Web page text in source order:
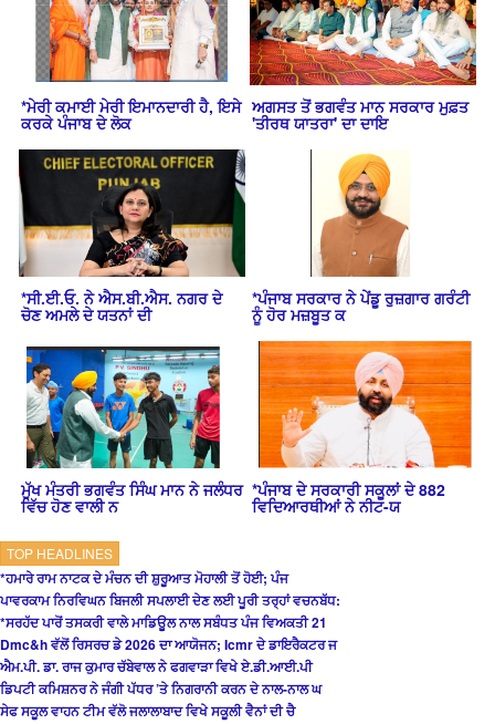
*ਮੇਰੀ ਕਮਾਈ ਮੇਰੀ ਇਮਾਨਦਾਰੀ ਹੈ, ਇਸੇ
ਕਰਕੇ ਪੰਜਾਬ ਦੇ ਲੋਕ
ਅਗਸਤ ਤੋਂ ਭਗਵੰਤ ਮਾਨ ਸਰਕਾਰ ਮੁਫ਼ਤ
'ਤੀਰਥ ਯਾਤਰਾ' ਦਾ ਦਾਇ
*ਸੀ.ਈ.ਓ. ਨੇ ਐਸ.ਬੀ.ਐਸ. ਨਗਰ ਦੇ
ਚੋਣ ਅਮਲੇ ਦੇ ਯਤਨਾਂ ਦੀ
*ਪੰਜਾਬ ਸਰਕਾਰ ਨੇ ਪੇਂਡੂ ਰੁਜ਼ਗਾਰ ਗਰੰਟੀ
ਨੂੰ ਹੋਰ ਮਜ਼ਬੂਤ ਕ
ਮੁੱਖ ਮੰਤਰੀ ਭਗਵੰਤ ਸਿੰਘ ਮਾਨ ਨੇ ਜਲੰਧਰ
ਵਿੱਚ ਹੋਣ ਵਾਲੀ ਨ
*ਪੰਜਾਬ ਦੇ ਸਰਕਾਰੀ ਸਕੂਲਾਂ ਦੇ 882
ਵਿਦਿਆਰਥੀਆਂ ਨੇ ਨੀਟ-ਯ
TOP HEADLINES
*ਹਮਾਰੇ ਰਾਮ ਨਾਟਕ ਦੇ ਮੰਚਨ ਦੀ ਸ਼ੁਰੂਆਤ ਮੋਹਾਲੀ ਤੋਂ ਹੋਈ; ਪੰਜ
ਪਾਵਰਕਾਮ ਨਿਰਵਿਘਨ ਬਿਜਲੀ ਸਪਲਾਈ ਦੇਣ ਲਈ ਪੂਰੀ ਤਰ੍ਹਾਂ ਵਚਨਬੱਧ:
*ਸਰਹੱਦ ਪਾਰੋਂ ਤਸਕਰੀ ਵਾਲੇ ਮਾਡਿਊਲ ਨਾਲ ਸਬੰਧਤ ਪੰਜ ਵਿਅਕਤੀ 21
Dmc&h ਵੱਲੋਂ ਰਿਸਰਚ ਡੇ 2026 ਦਾ ਆਯੋਜਨ; Icmr ਦੇ ਡਾਇਰੈਕਟਰ ਜ
ਐਮ.ਪੀ. ਡਾ. ਰਾਜ ਕੁਮਾਰ ਚੱਬੇਵਾਲ ਨੇ ਫਗਵਾੜਾ ਵਿਖੇ ਏ.ਡੀ.ਆਈ.ਪੀ
ਡਿਪਟੀ ਕਮਿਸ਼ਨਰ ਨੇ ਜੰਗੀ ਪੱਧਰ ’ਤੇ ਨਿਗਰਾਨੀ ਕਰਨ ਦੇ ਨਾਲ-ਨਾਲ ਘ
ਸੇਫ ਸਕੂਲ ਵਾਹਨ ਟੀਮ ਵੱਲੋ ਜਲਾਲਾਬਾਦ ਵਿਖੇ ਸਕੂਲੀ ਵੈਨਾਂ ਦੀ ਚੈ